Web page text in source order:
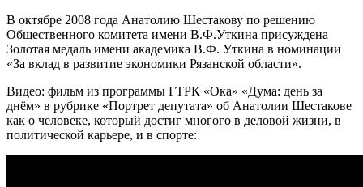
В октябре 2008 года Анатолию Шестакову по решению
Общественного комитета имени В.Ф.Уткина присуждена
Золотая медаль имени академика В.Ф. Уткина в номинации
«За вклад в развитие экономики Рязанской области».
Видео: фильм из программы ГТРК «Ока» «Дума: день за
днём» в рубрике «Портрет депутата» об Анатолии Шестакове
как о человеке, который достиг многого в деловой жизни, в
политической карьере, и в спорте: